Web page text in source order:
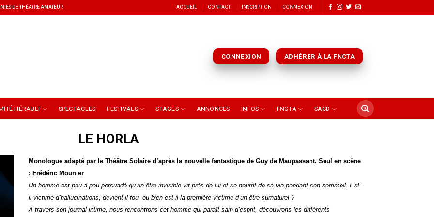
DE THÉÂTRE AMATEUR ACCUEIL CONTACT INSCRIPTION CONNEXION
CONNEXION ADHÉRER À LA FNCTA
HÉRAULT SPECTACLES FESTIVALS STAGES ANNONCES INFOS FNCTA SACD
LE HORLA
Monologue adapté par le Théâtre Solaire d’après la nouvelle fantastique de Guy de Maupassant. Seul en scène
: Frédéric Mounier
Un homme est peu à peu persuadé qu’un être invisible vit près de lui et se nourrit de sa vie pendant son sommeil. Est-
il victime d’hallucinations, devient-il fou, ou bien est-il la première victime d’un être surnaturel ?
À travers son journal intime, nous rencontrons cet homme qui paraît sain d’esprit, découvrons les différents